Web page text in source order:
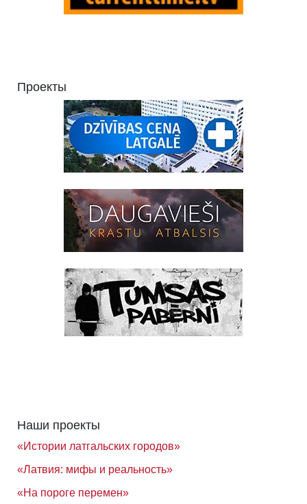
Проекты
Наши проекты
«Истории латгальских городов»
«Латвия: мифы и реальность»
«На пороге перемен»